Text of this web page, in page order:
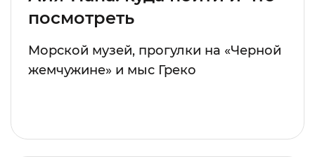
посмотреть
Морской музей, прогулки на «Черной
жемчужине» и мыс Греко